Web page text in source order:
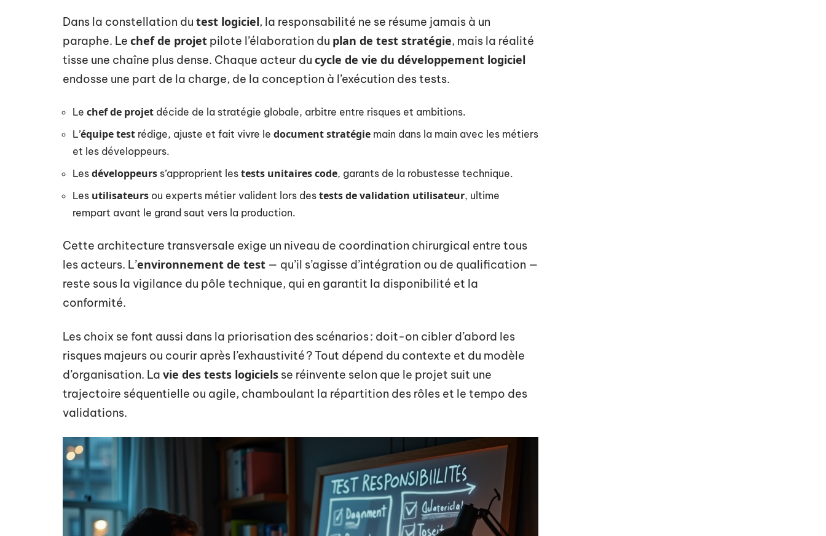
Dans la constellation du test logiciel, la responsabilité ne se résume jamais à un
paraphe. Le chef de projet pilote l’élaboration du plan de test stratégie, mais la réalité
tisse une chaîne plus dense. Chaque acteur du cycle de vie du développement logiciel
endosse une part de la charge, de la conception à l’exécution des tests.
Le chef de projet décide de la stratégie globale, arbitre entre risques et ambitions.
L’équipe test rédige, ajuste et fait vivre le document stratégie main dans la main avec les métiers
et les développeurs.
Les développeurs s’approprient les tests unitaires code, garants de la robustesse technique.
Les utilisateurs ou experts métier valident lors des tests de validation utilisateur, ultime
rempart avant le grand saut vers la production.
Cette architecture transversale exige un niveau de coordination chirurgical entre tous
les acteurs. L’environnement de test — qu’il s’agisse d’intégration ou de qualification —
reste sous la vigilance du pôle technique, qui en garantit la disponibilité et la
conformité.
Les choix se font aussi dans la priorisation des scénarios : doit-on cibler d’abord les
risques majeurs ou courir après l’exhaustivité ? Tout dépend du contexte et du modèle
d’organisation. La vie des tests logiciels se réinvente selon que le projet suit une
trajectoire séquentielle ou agile, chamboulant la répartition des rôles et le tempo des
validations.